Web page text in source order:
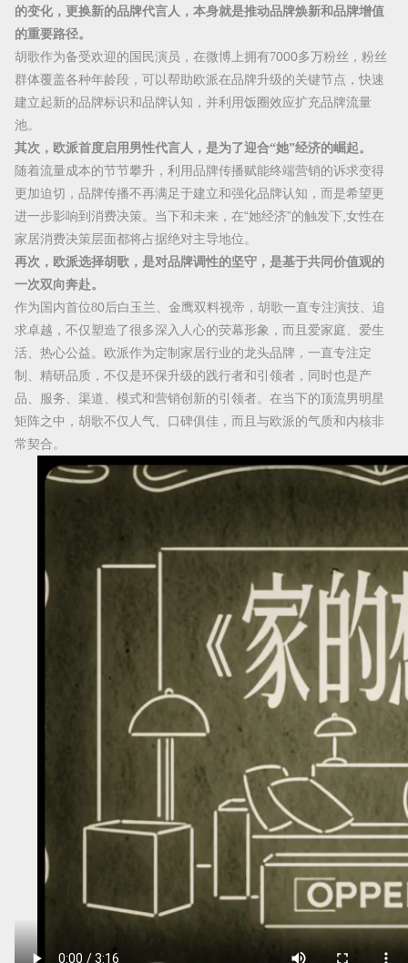
的变化，更换新的品牌代言人，本身就是推动品牌焕新和品牌增值
的重要路径。
胡歌作为备受欢迎的国民演员，在微博上拥有7000多万粉丝，粉丝
群体覆盖各种年龄段，可以帮助欧派在品牌升级的关键节点，快速
建立起新的品牌标识和品牌认知，并利用饭圈效应扩充品牌流量
池。
其次，欧派首度启用男性代言人，是为了迎合“她”经济的崛起。
随着流量成本的节节攀升，利用品牌传播赋能终端营销的诉求变得
更加迫切，品牌传播不再满足于建立和强化品牌认知，而是希望更
进一步影响到消费决策。当下和未来，在“她经济”的触发下,女性在
家居消费决策层面都将占据绝对主导地位。
再次，欧派选择胡歌，是对品牌调性的坚守， 是基于共同价值观的
一次双向奔赴。
作为国内首位80后白玉兰、金鹰双料视帝，胡歌一直专注演技、追
求卓越，不仅塑造了很多深入人心的荧幕形象，而且爱家庭、爱生
活、热心公益。欧派作为定制家居行业的龙头品牌，一直专注定
制、精研品质，不仅是环保升级的践行者和引领者，同时也是产
品、服务、渠道、模式和营销创新的引领者。在当下的顶流男明星
矩阵之中，胡歌不仅人气、口碑俱佳，而且与欧派的气质和内核非
常契合。